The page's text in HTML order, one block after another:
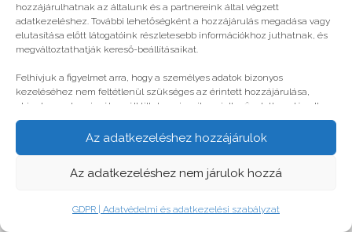
hozzájárulhatnak az általunk és a partnereink által végzett
adatkezeléshez. További lehetőségként a hozzájárulás megadása vagy
elutasítása előtt látogatóink részletesebb információkhoz juthatnak, és
megváltoztathatják kereső-beállításaikat.
Felhívjuk a figyelmet arra, hogy a személyes adatok bizonyos
kezeléséhez nem feltétlenül szükséges az érintett hozzájárulása,
akinek azonban jogában áll tiltakozni az ilyen jellegű adatkezelés ellen.
A beállítások csak erre a weboldalra érvényesek. Erre a webhelyre
visszatérve vagy az ADATKEZELÉSI TÁJÉKOZTATÓ, ADATVÉDELMI ÉS
Az adatkezeléshez hozzájárulok
Az adatkezeléshez nem járulok hozzá
GDPR | Adatvédelmi és adatkezelési szabályzat
© legjobbtabor.hu
GDPR | Adatvédelmi és adatkezelési szabályzat